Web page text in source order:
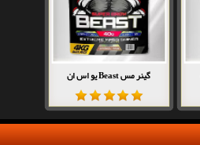
گینر مس Beast یو اس ان